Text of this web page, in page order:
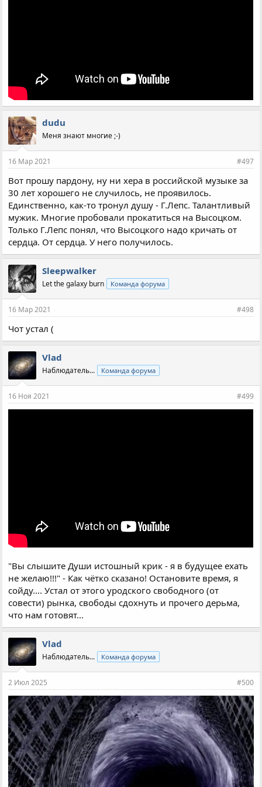
dudu
Меня знают многие ;-)
16 Мар 2021 #497
Вот прошу пардону, ну ни хера в российской музыке за
30 лет хорошего не случилось, не проявилось.
Единственно, как-то тронул душу - Г.Лепс. Талантливый
мужик. Многие пробовали прокатиться на Высоцком.
Только Г.Лепс понял, что Высоцкого надо кричать от
сердца. От сердца. У него получилось.
Sleepwalker
Let the galaxy burn Команда форума
16 Мар 2021 #498
Чот устал (
Vlad
Наблюдатель... Команда форума
16 Ноя 2021 #499
"Вы слышите Души истошный крик - я в будущее ехать
не желаю!!!" - Как чётко сказано! Остановите время, я
сойду.... Устал от этого уродского свободного (от
совести) рынка, свободы сдохнуть и прочего дерьма,
что нам готовят...
Vlad
Наблюдатель... Команда форума
2 Июл 2025 #500